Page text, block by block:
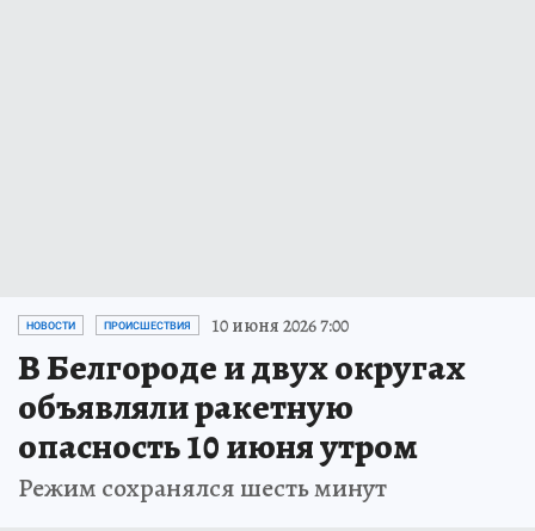
НОВОСТИ ПРОИСШЕСТВИЯ 10 июня 2026 7:00
В Белгороде и двух округах
объявляли ракетную
опасность 10 июня утром
Режим сохранялся шесть минут